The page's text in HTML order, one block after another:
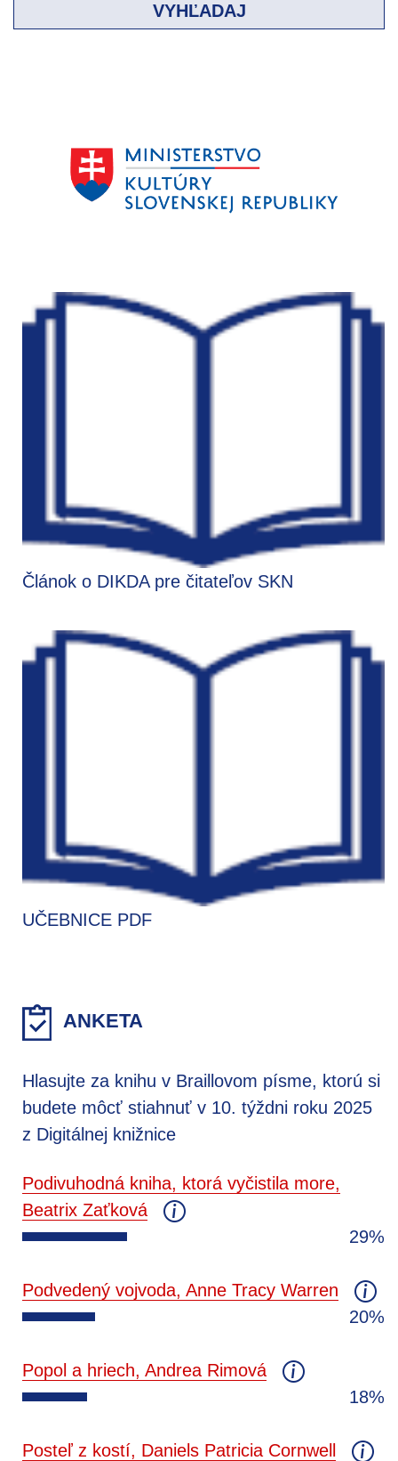
VYHĽADAJ
Článok o DIKDA pre čitateľov SKN
UČEBNICE PDF
ANKETA
Hlasujte za knihu v Braillovom písme, ktorú si
budete môcť stiahnuť v 10. týždni roku 2025
z Digitálnej knižnice
Podivuhodná kniha, ktorá vyčistila more,
Beatrix Zaťková
29%
Podvedený vojvoda, Anne Tracy Warren
20%
Popol a hriech, Andrea Rimová
18%
Posteľ z kostí, Daniels Patricia Cornwell